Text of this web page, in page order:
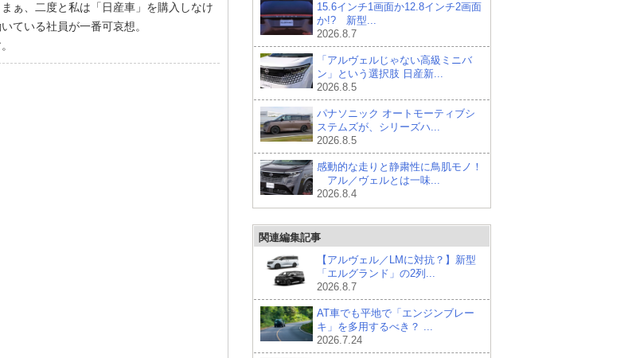
ぁ、二度と私は「日産車」を購入しなけ
ている社員が一番可哀想。
15.6インチ1画面か12.8インチ2画面
か!? 新型...
2026.8.7
「アルヴェルじゃない高級ミニバ
ン」という選択肢 日産新...
2026.8.5
パナソニック オートモーティブシ
ステムズが、シリーズハ...
2026.8.5
感動的な走りと静粛性に鳥肌モノ！
アル／ヴェルとは一味...
2026.8.4
関連編集記事
【アルヴェル／LMに対抗？】新型
「エルグランド」の2列...
2026.8.7
AT車でも平地で「エンジンブレー
キ」を多用するべき？ ...
2026.7.24